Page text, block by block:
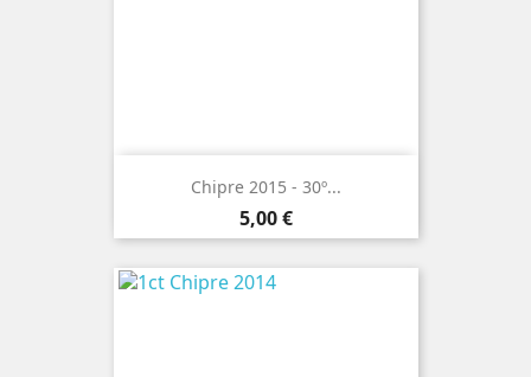
Chipre 2015 - 30º...
Preço
5,00 €